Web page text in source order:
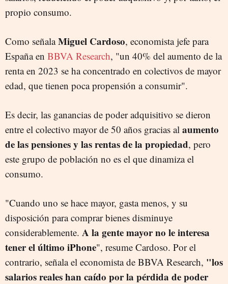
propio consumo.
Como señalaMiguel Cardoso, economista jefe para
España en BBVA Research, "un 40% del aumento de la
renta en 2023 se ha concentrado en colectivos de mayor
edad, que tienen poca propensión a consumir".
Es decir, las ganancias de poder adquisitivo se dieron
entre el colectivo mayor de 50 años gracias al aumento
de las pensiones y las rentas de la propiedad, pero
este grupo de población no es el que dinamiza el
consumo.
"Cuando uno se hace mayor, gasta menos, y su
disposición para comprar bienes disminuye
considerablemente. A la gente mayor no le interesa
tener el último iPhone", resume Cardoso. Por el
contrario, señala el economista de BBVA Research, "los
salarios reales han caído por la pérdida de poder